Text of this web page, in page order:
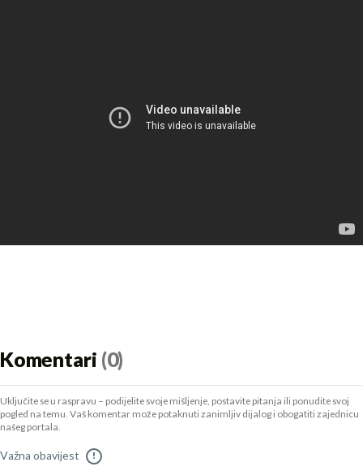
Komentari (0)
Uključite se u raspravu – podijelite svoje mišljenje, postavite pitanja ili ponudite svoj
pogled na temu. Vaš komentar može potaknuti zanimljiv dijalog i obogatiti zajednicu
našeg portala.
Važna obavijest !